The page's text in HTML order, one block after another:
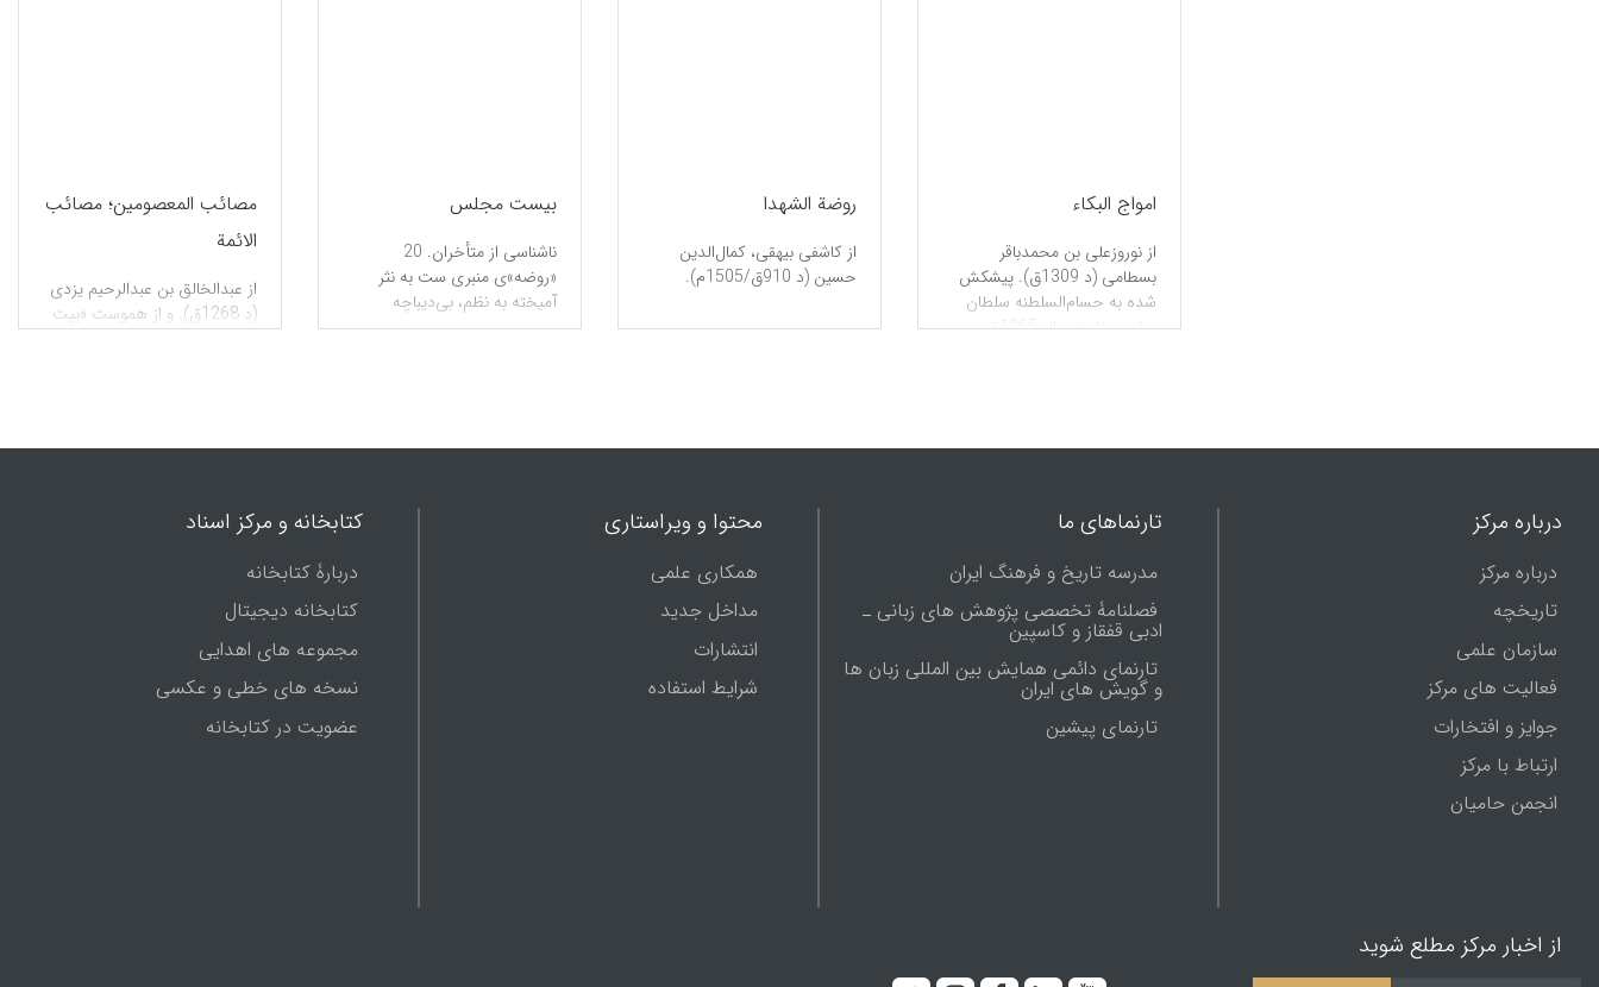
امواج البکاء
از نوروزعلی بن محمدباقر
بسطامی (د 1309ق). پیشکش
شده به حسام‌السلطنه سلطان
مراد میرزا، به سال 1265ق در
روضة الشهدا
از کاشفی بیهقی، کمال‌الدین
حسین (د 910ق/1505م).
بیست مجلس
ناشناسی از متأخران. 20
«روضه»ی منبری ست به نثر
آمیخته به نظم، بی‌دیباچه
مصائب المعصومین؛ مصائب
الائمة
از عبدالخالق بن عبدالرحیم یزدی
(د 1268ق). و از هموست «بیت
درباره مرکز
درباره مرکز
تاریخچه
سازمان علمی
فعالیت های مرکز
جوایز و افتخارات
ارتباط با مرکز
انجمن حامیان
تارنماهای ما
مدرسه تاریخ و فرهنگ ایران
فصلنامۀ تخصصی پژوهش های زبانی ـ
ادبی قفقاز و کاسپین
تارنمای دائمی همایش بین المللی زبان ها
و گویش های ایران
تارنماى پيشين
محتوا و ویراستاری
همکاری علمی
مداخل جدید
انتشارات
شرایط استفاده
کتابخانه و مرکز اسناد
دربارۀ کتابخانه
کتابخانه دیجیتال
مجموعه های اهدایی
نسخه های خطی و عکسی
عضویت در کتابخانه
از اخبار مرکز مطلع شوید